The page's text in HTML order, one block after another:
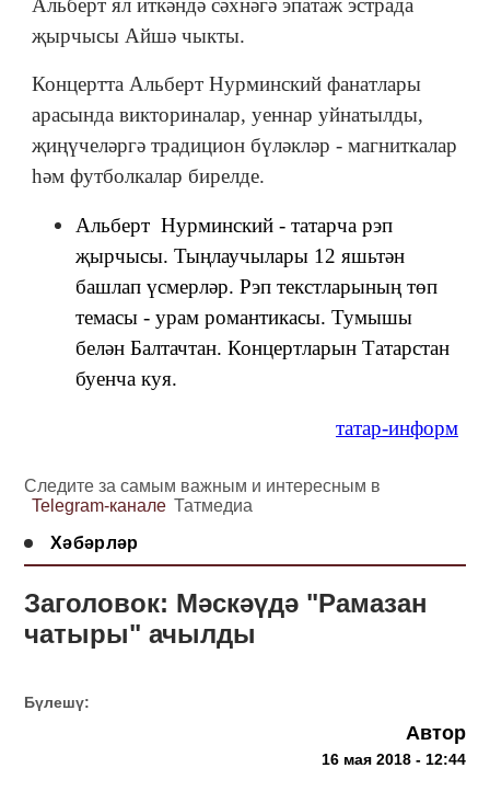
Альберт ял иткәндә сәхнәгә эпатаж эстрада
җырчысы Айшә чыкты.
Концертта Альберт Нурминский фанатлары
арасында викториналар, уеннар уйнатылды,
җиңүчеләргә традицион бүләкләр - магниткалар
һәм футболкалар бирелде.
Альберт Нурминский - татарча рэп
җырчысы. Тыңлаучылары 12 яшьтән
башлап үсмерләр. Рэп текстларының төп
темасы - урам романтикасы. Тумышы
белән Балтачтан. Концертларын Татарстан
буенча куя.
татар-информ
Следите за самым важным и интересным в
Telegram-канале Татмедиа
Хәбәрләр
Заголовок: Мәскәүдә "Рамазан
чатыры" ачылды
Бүлешү:
Автор
16 мая 2018 - 12:44